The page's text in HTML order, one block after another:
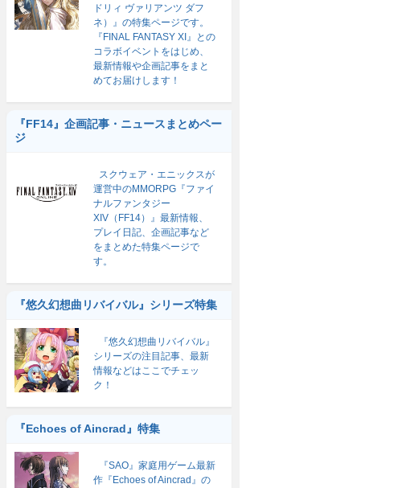
ドリィ ヴァリアンツ ダフ
ネ）』の特集ページです。
『FINAL FANTASY XI』との
コラボイベントをはじめ、
最新情報や企画記事をまと
めてお届けします！
『FF14』企画記事・ニュースまとめペー
ジ
スクウェア・エニックスが
運営中のMMORPG『ファイ
ナルファンタジー
XIV（FF14）』最新情報、
プレイ日記、企画記事など
をまとめた特集ページで
す。
『悠久幻想曲リバイバル』シリーズ特集
『悠久幻想曲リバイバル』
シリーズの注目記事、最新
情報などはここでチェッ
ク！
『Echoes of Aincrad』特集
『SAO』家庭用ゲーム最新
作『Echoes of Aincrad』の